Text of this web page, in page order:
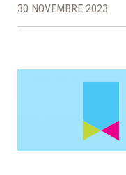
30 NOVEMBRE 2023